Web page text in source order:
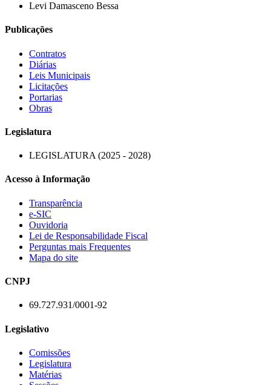
Levi Damasceno Bessa
Publicações
Contratos
Diárias
Leis Municipais
Licitações
Portarias
Obras
Legislatura
LEGISLATURA (2025 - 2028)
Acesso à Informação
Transparência
e-SIC
Ouvidoria
Lei de Responsabilidade Fiscal
Perguntas mais Frequentes
Mapa do site
CNPJ
69.727.931/0001-92
Legislativo
Comissões
Legislatura
Matérias